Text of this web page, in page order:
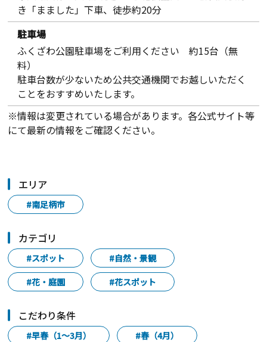
き「まました」下車、徒歩約20分
駐車場
ふくざわ公園駐車場をご利用ください 約15台（無
料）
駐車台数が少ないため公共交通機関でお越しいただく
ことをおすすめいたします。
※情報は変更されている場合があります。各公式サイト等
にて最新の情報をご確認ください。
エリア
#南足柄市
カテゴリ
#スポット
#自然・景観
#花・庭園
#花スポット
こだわり条件
#早春（1～3月）
#春（4月）